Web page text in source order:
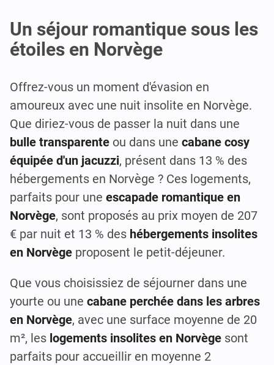
Un séjour romantique sous les
étoiles en Norvège
Offrez-vous un moment d'évasion en
amoureux avec une nuit insolite en Norvège.
Que diriez-vous de passer la nuit dans une
bulle transparente ou dans une cabane cosy
équipée d'un jacuzzi, présent dans 13 % des
hébergements en Norvège ? Ces logements,
parfaits pour une escapade romantique en
Norvège, sont proposés au prix moyen de 207
€ par nuit et 13 % des hébergements insolites
en Norvège proposent le petit-déjeuner.
Que vous choisissiez de séjourner dans une
yourte ou une cabane perchée dans les arbres
en Norvège, avec une surface moyenne de 20
m², les logements insolites en Norvège sont
parfaits pour accueillir en moyenne 2